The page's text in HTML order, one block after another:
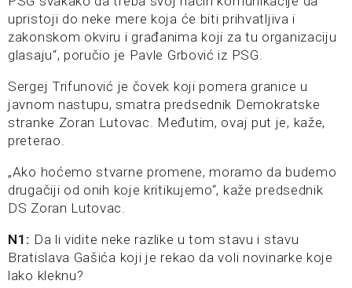
upristoji do neke mere koja će biti prihvatljiva i
zakonskom okviru i građanima koji za tu organizaciju
glasaju“, poručio je Pavle Grbović iz PSG.
Sergej Trifunović je čovek koji pomera granice u
javnom nastupu, smatra predsednik Demokratske
stranke Zoran Lutovac. Međutim, ovaj put je, kaže,
preterao.
„Ako hoćemo stvarne promene, moramo da budemo
drugačiji od onih koje kritikujemo“, kaže predsednik
DS Zoran Lutovac.
N1: Da li vidite neke razlike u tom stavu i stavu
Bratislava Gašića koji je rekao da voli novinarke koje
lako kleknu?